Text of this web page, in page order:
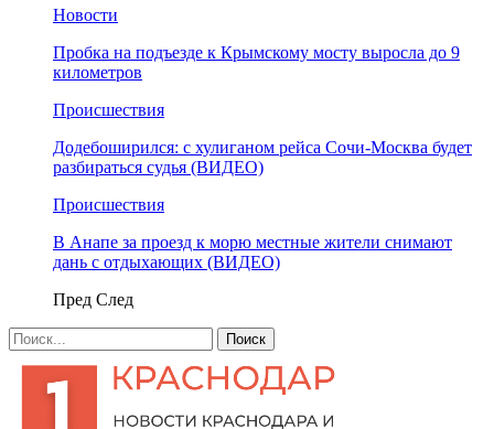
Новости
Пробка на подъезде к Крымскому мосту выросла до 9
километров
Происшествия
Додебоширился: с хулиганом рейса Сочи-Москва будет
разбираться судья (ВИДЕО)
Происшествия
В Анапе за проезд к морю местные жители снимают
дань с отдыхающих (ВИДЕО)
Пред След